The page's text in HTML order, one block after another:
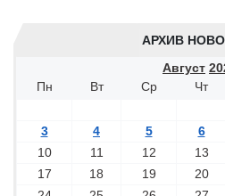
АРХИВ
Август
Пн
Вт Ср Чт
3
4 5 6
10
11 12 13
17
18 19 20